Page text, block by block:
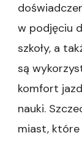
w podjęciu
szkoły, a
są
komfort
nauki.
miast, które